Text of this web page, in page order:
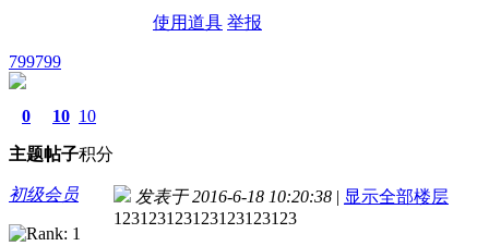
使用道具 举报
799799
0
主题
10
帖子
10
积分
初级会员 发表于 2016-6-18 10:20:38 | 显示全部楼层
123123123123123123123